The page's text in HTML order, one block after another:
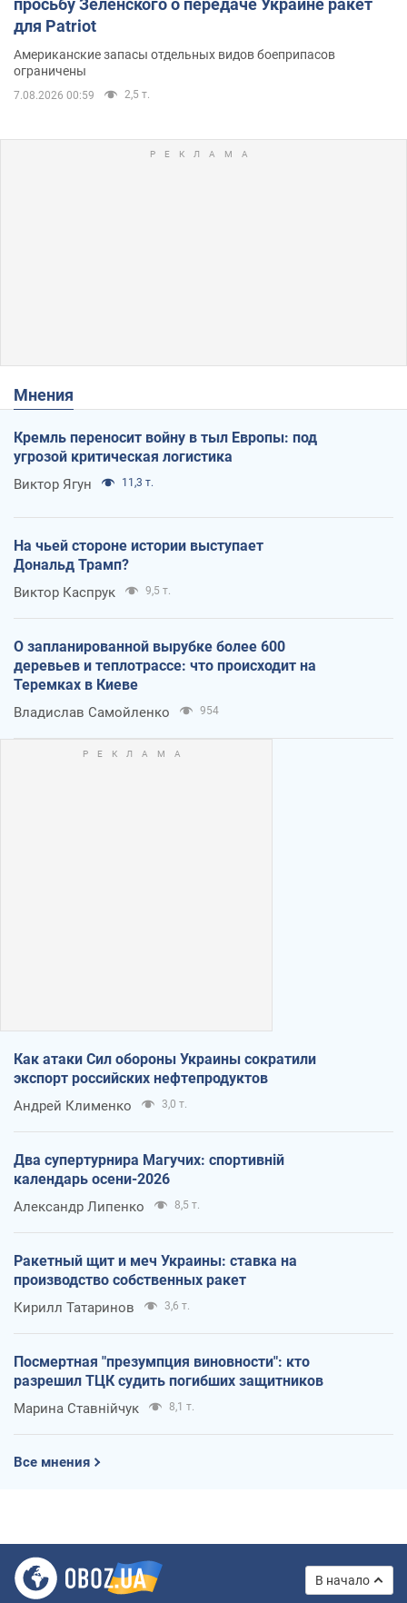
для Patriot
Американские запасы отдельных видов боеприпасов
ограничены
7.08.2026 00:59 2,5 т.
Мнения
Кремль переносит войну в тыл Европы: под
угрозой критическая логистика
Виктор Ягун 11,3 т.
На чьей стороне истории выступает
Дональд Трамп?
Виктор Каспрук 9,5 т.
О запланированной вырубке более 600
деревьев и теплотрассе: что происходит на
Теремках в Киеве
Владислав Самойленко 954
Как атаки Сил обороны Украины сократили
экспорт российских нефтепродуктов
Андрей Клименко 3,0 т.
Два супертурнира Магучих: спортивній
календарь осени-2026
Александр Липенко 8,5 т.
Ракетный щит и меч Украины: ставка на
производство собственных ракет
Кирилл Татаринов 3,6 т.
Посмертная "презумпция виновности": кто
разрешил ТЦК судить погибших защитников
Марина Ставнійчук 8,1 т.
Все мнения
В начало